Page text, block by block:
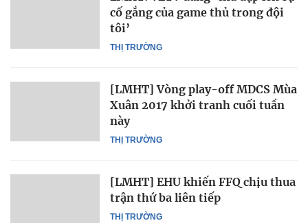
THỊ TRƯỜNG
cố gắng của game thủ trong đội
tôi’
THỊ TRƯỜNG
[LMHT] Vòng play-off MDCS Mùa
Xuân 2017 khởi tranh cuối tuần
này
THỊ TRƯỜNG
[LMHT] EHU khiến FFQ chịu thua
trận thứ ba liên tiếp